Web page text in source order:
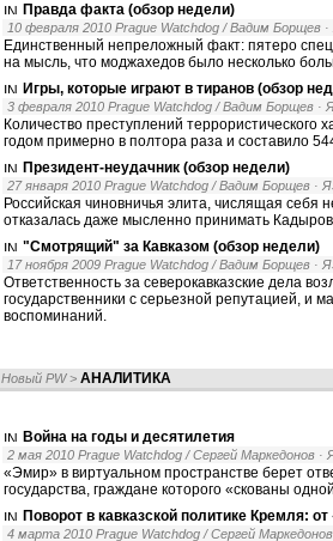
Правда факта (обзор недели)
10 февраля 2010 Prague Watchdog / Вадим Борщев
Единственный непреложный факт: пятеро
на мысль, что моджахедов было несколько
Игры, которые играют в тиранов (обзор
3 февраля 2010 Prague Watchdog / Вадим Борщев ·
Количество преступлений террористического
годом примерно в полтора раза и составило
Президент-неудачник (обзор недели)
27 января 2010 Prague Watchdog / Вадим Борщев ·
Российская чиновничья элита, числящая себя
отказалась даже мысленно принимать
"Смотрящий" за Кавказом (обзор недели)
17 ноября 2009 Prague Watchdog / Вадим Борщев ·
Ответственность за северокавказские дела
государственники с серьезной репутацией, и
воспоминаний.
Новый PW > АНАЛИТИКА
Война на годы и десятилетия
2 мая 2010 Prague Watchdog / Сергей Маркедонов ·
«Эмир» в виртуальном пространстве берет
государства, граждане которого «скованы
Поворот в кавказской политике Кремля:
4 марта 2010 Prague Watchdog / Сергей Маркедонов